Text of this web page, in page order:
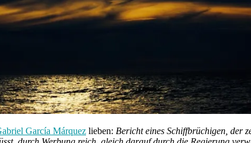
García Márquez lieben: Bericht eines Schiffbrüchigen, der